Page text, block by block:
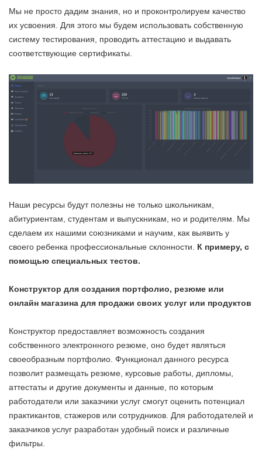
Мы не просто дадим знания, но и проконтролируем качество
их усвоения. Для этого мы будем использовать собственную
систему тестирования, проводить аттестацию и выдавать
соответствующие сертификаты.
Наши ресурсы будут полезны не только школьникам,
абитуриентам, студентам и выпускникам, но и родителям. Мы
сделаем их нашими союзниками и научим, как выявить у
своего ребенка профессиональные склонности. К примеру, с
помощью специальных тестов.
Конструктор для создания портфолио, резюме или
онлайн магазина для продажи своих услуг или продуктов
Конструктор предоставляет возможность создания
собственного электронного резюме, оно будет являться
своеобразным портфолио. Функционал данного ресурса
позволит размещать резюме, курсовые работы, дипломы,
аттестаты и другие документы и данные, по которым
работодатели или заказчики услуг смогут оценить потенциал
практикантов, стажеров или сотрудников. Для работодателей и
заказчиков услуг разработан удобный поиск и различные
фильтры.